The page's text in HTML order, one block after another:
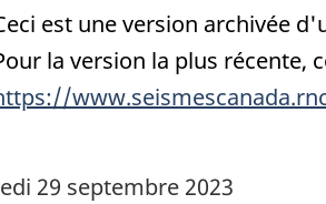
est une version archivée
la version la plus récente,
29 septembre 2023